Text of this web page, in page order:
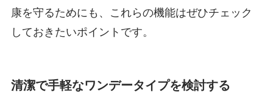
康を守るためにも、これらの機能はぜひチェック
しておきたいポイントです。
清潔で手軽なワンデータイプを検討する